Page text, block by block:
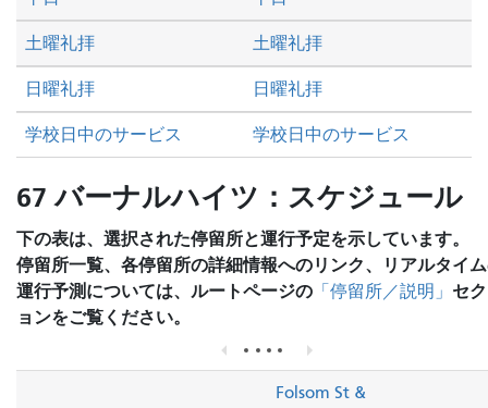
土曜礼拝 土曜礼拝
日曜礼拝 日曜礼拝
学校日中のサービス 学校日中のサービス
67 バーナルハイツ：スケジュール
下の表は、選択された停留所と運行予定を示しています。
停留所一覧、各停留所の詳細情報へのリンク、リアルタイ
運行予測については、ルートページの 「停留所／説明」 セ
ョンをご覧ください。
Folsom St &